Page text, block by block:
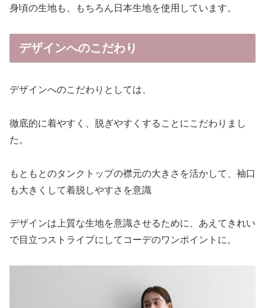
身頃の生地も、もちろん日本生地を使用しています。
デザインへのこだわり
デザインへのこだわりとしては、
徹底的に着やすく、脱ぎやすくすることにこだわりまし
た。
もともとのタンクトップの襟元の大きさを活かして、袖口
も大きくして着脱しやすさを意識
デザインは上質な生地を意識させるために、あえてきれい
で目立つストライプにしてコーデのワンポイントに。